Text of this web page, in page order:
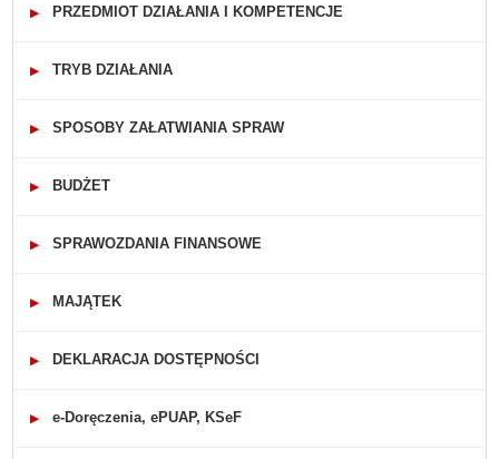
▶ PRZEDMIOT DZIAŁANIA I KOMPETENCJE
▶ TRYB DZIAŁANIA
▶ SPOSOBY ZAŁATWIANIA SPRAW
▶ BUDŻET
▶ SPRAWOZDANIA FINANSOWE
▶ MAJĄTEK
▶ DEKLARACJA DOSTĘPNOŚCI
▶ e-Doręczenia, ePUAP, KSeF